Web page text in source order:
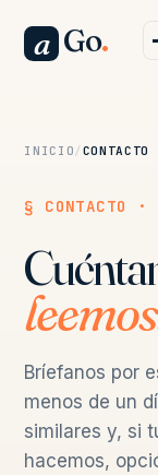
a Go.
INICIO / CONTACTO
§ CONTACTO ·
Bríefanos por
menos de un
similares y, si
hacemos,